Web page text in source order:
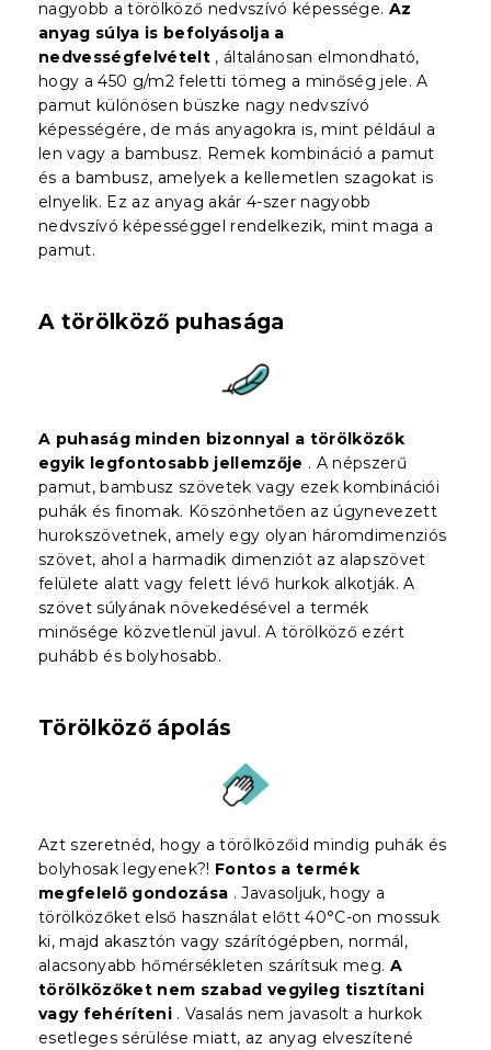
nagyobb a törölköző nedvszívó képessége. Az
anyag súlya is befolyásolja a
nedvességfelvételt , általánosan elmondható,
hogy a 450 g/m2 feletti tömeg a minőség jele. A
pamut különösen büszke nagy nedvszívó
képességére, de más anyagokra is, mint például a
len vagy a bambusz. Remek kombináció a pamut
és a bambusz, amelyek a kellemetlen szagokat is
elnyelik. Ez az anyag akár 4-szer nagyobb
nedvszívó képességgel rendelkezik, mint maga a
pamut.
A törölköző puhasága
A puhaság minden bizonnyal a törölközők
egyik legfontosabb jellemzője . A népszerű
pamut, bambusz szövetek vagy ezek kombinációi
puhák és finomak. Köszönhetően az úgynevezett
hurokszövetnek, amely egy olyan háromdimenziós
szövet, ahol a harmadik dimenziót az alapszövet
felülete alatt vagy felett lévő hurkok alkotják. A
szövet súlyának növekedésével a termék
minősége közvetlenül javul. A törölköző ezért
puhább és bolyhosabb.
Törölköző ápolás
Azt szeretnéd, hogy a törölközőid mindig puhák és
bolyhosak legyenek?! Fontos a termék
megfelelő gondozása . Javasoljuk, hogy a
törölközőket első használat előtt 40°C-on mossuk
ki, majd akasztón vagy szárítógépben, normál,
alacsonyabb hőmérsékleten szárítsuk meg. A
törölközőket nem szabad vegyileg tisztítani
vagy fehéríteni . Vasalás nem javasolt a hurkok
esetleges sérülése miatt, az anyag elveszítené